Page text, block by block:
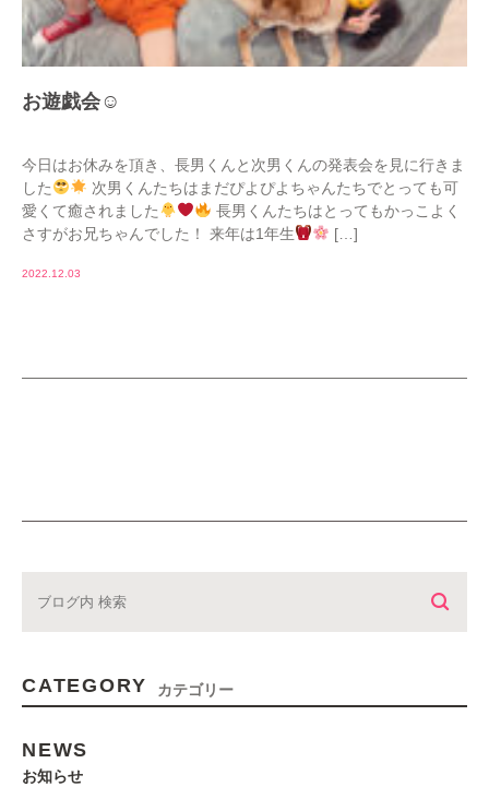
お遊戯会☺︎
今日はお休みを頂き、長男くんと次男くんの発表会を見に行きま
した
次男くんたちはまだぴよぴよちゃんたちでとっても可
愛くて癒されました
長男くんたちはとってもかっこよく
さすがお兄ちゃんでした！ 来年は1年生
[…]
2022.12.03
CATEGORY カテゴリー
NEWS
お知らせ